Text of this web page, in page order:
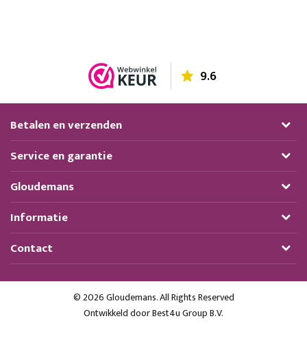
9.6
Betalen en verzenden
Service en garantie
Gloudemans
Informatie
Contact
© 2026 Gloudemans. All Rights Reserved
Ontwikkeld doorBest4u Group B.V.